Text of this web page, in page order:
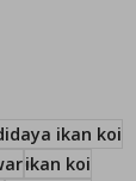
ikan koi
ikan koi